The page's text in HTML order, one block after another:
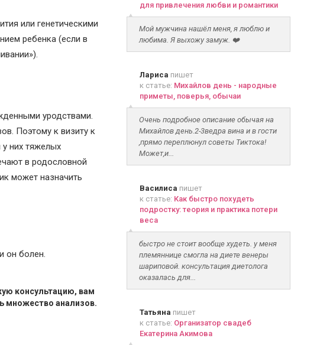
или генетическими
ребенка (если в
уродствами.
Поэтому к визиту к
них тяжелых
в родословной
может назначить
он болен.
консультацию, вам
множество анализов.
для привлечения любви и романтики
Мой мужчина нашёл меня, я люблю и
любима. Я выхожу замуж. ❤️
Лариса пишет
к статье: Михайлов день - народные
приметы, поверья, обычаи
Очень подробное описание обычая на
Михайлов день.2-3ведра вина и в гости
,прямо переплюнул советы Тиктока!
Может,и...
Василиса пишет
к статье: Как быстро похудеть
подростку: теория и практика потери
веса
быстро не стоит вообще худеть. у меня
племяннице смогла на диете венеры
шариповой. консультация диетолога
оказалась для...
Татьяна пишет
к статье: Организатор свадеб
Екатерина Акимова